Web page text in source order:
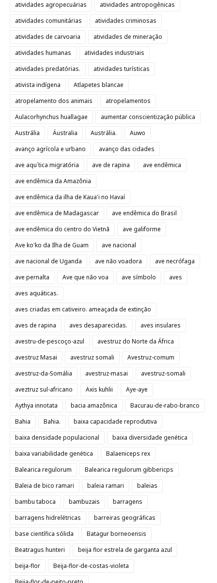
atividades agropecuárias
atividades antropogênicas
atividades comunitárias
atividades criminosas
atividades de carvoaria
atividades de mineração
atividades humanas
atividades industriais
atividades predatórias.
atividades turísticas
ativista indígena
Atlapetes blancae
atropelamento dos animais
atropelamentos
Aulacorhynchus huallagae
aumentar conscientização pública
Austrália
Áustralia Austrália.
Auwo
avanço agrícola e urbano
avanço das cidades
ave aqu´tica migratória
ave de rapina
ave endêmica
ave endêmica da Amazônia
ave endêmica da ilha de Kaua'i no Havaí
ave endêmica de Madagascar
ave endêmica do Brasil
ave endêmica do centro do Vietnã
ave galiforme
Ave ko'ko da Ilha de Guam
ave nacional
ave nacional de Uganda
ave não voadora
ave necrófaga
ave pernalta
Ave que não voa ave símbolo
aves
aves aquáticas.
aves criadas em cativeiro. ameaçada de extinção
aves de rapina
aves desaparecidas.
aves insulares
avestru-de-pescoço-azul
avestruz do Norte da África
avestruz Masai
avestruz somali
Avestruz-comum
avestruz-da-Somália
avestruz-masai
avestruz-somali
aveztruz sul-africano
Axis kuhlii
Aye-aye
Aythya innotata
bacia amazônica
Bacurau-de-rabo-branco
Bahia
Bahia.
baixa capacidade reprodutiva
baixa densidade populacional
baixa diversidade genética
baixa variabilidade genética
Balaeniceps rex
Balearica regulorum
Balearica regulorum gibbericps
Baleia de bico ramari
baleia ramari
baleias
bambu taboca
bambuzais
barragens
barragens hidrelétricas
barreiras geográficas
base científica sólida
Batagur borneoensis
Beatragus hunteri
beija flor estrela de garganta azul
beija-flor
Beija-flor-de-costas-violeta